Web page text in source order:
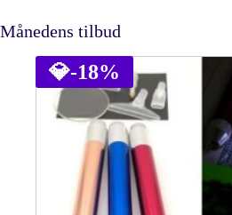
Månedens tilbud
💎-18%